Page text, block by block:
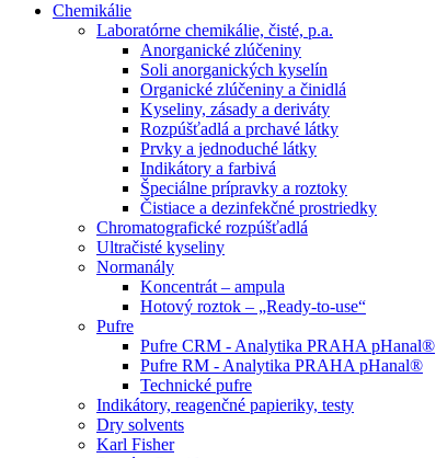
Chemikálie
Laboratórne chemikálie, čisté, p.a.
Anorganické zlúčeniny
Soli anorganických kyselín
Organické zlúčeniny a činidlá
Kyseliny, zásady a deriváty
Rozpúšťadlá a prchavé látky
Prvky a jednoduché látky
Indikátory a farbivá
Špeciálne prípravky a roztoky
Čistiace a dezinfekčné prostriedky
Chromatografické rozpúšťadlá
Ultračisté kyseliny
Normanály
Koncentrát – ampula
Hotový roztok – „Ready-to-use“
Pufre
Pufre CRM - Analytika PRAHA pHanal®
Pufre RM - Analytika PRAHA pHanal®
Technické pufre
Indikátory, reagenčné papieriky, testy
Dry solvents
Karl Fisher